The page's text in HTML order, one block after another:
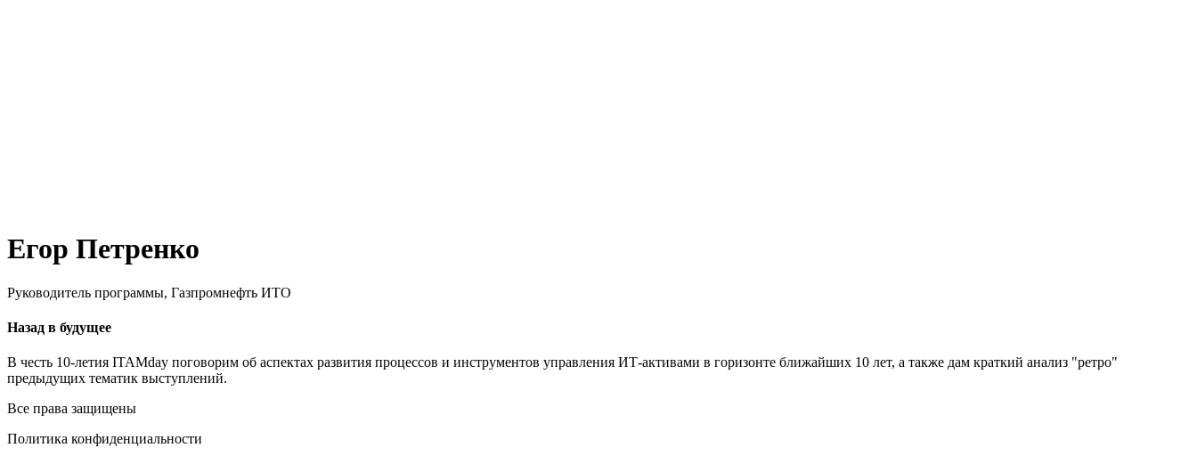
Егор Петренко
Руководитель программы, Газпромнефть ИТО
Назад в будущее
В честь 10-летия ITAMday поговорим об аспектах развития процессов и инструментов управления ИТ-активами в горизонте ближайших 10 лет, а также дам краткий анализ "ретро"
предыдущих тематик выступлений.
Все права защищены
Политика конфиденциальности